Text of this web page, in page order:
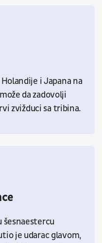
i Japana na
da zadovolji
zvižduci sa tribina.
šesnaestercu
je udarac glavom,